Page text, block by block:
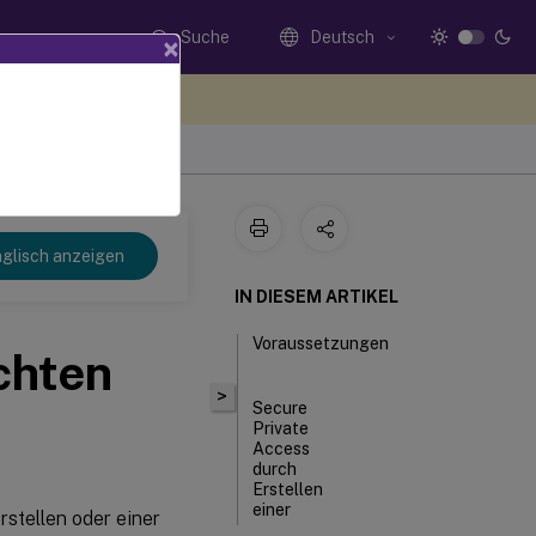
Suche Deutsch
anzeigen
oder einer
>
IN DIESEM ARTIKEL
Voraussetzungen
Secure
Private
Access
durch
Erstellen
einer
×